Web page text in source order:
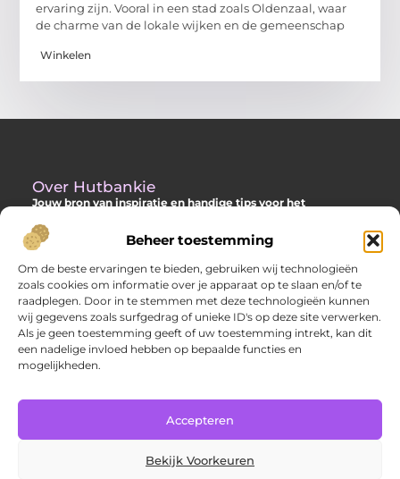
Beheer toestemming
Om de beste ervaringen te bieden, gebruiken wij technologieën
zoals cookies om informatie over je apparaat op te slaan en/of te
raadplegen. Door in te stemmen met deze technologieën kunnen
wij gegevens zoals surfgedrag of unieke ID's op deze site verwerken.
Als je geen toestemming geeft of uw toestemming intrekt, kan dit
een nadelige invloed hebben op bepaalde functies en
mogelijkheden.
Accepteren
Bekijk Voorkeuren
ervaring zijn. Vooral in een stad zoals Oldenzaal, waar
de charme van de lokale wijken en de gemeenschap
Winkelen
Over Hutbankie
Jouw bron van inspiratie en handige tips voor het
Ontdek een ruime collectie blogs en artikelen die je helpen om
het meeste uit je buitenruimte te halen, met praktische
adviezen en verrassende ideeën voor je tuin, veranda of andere
buitenplekken.
Bericht categorie